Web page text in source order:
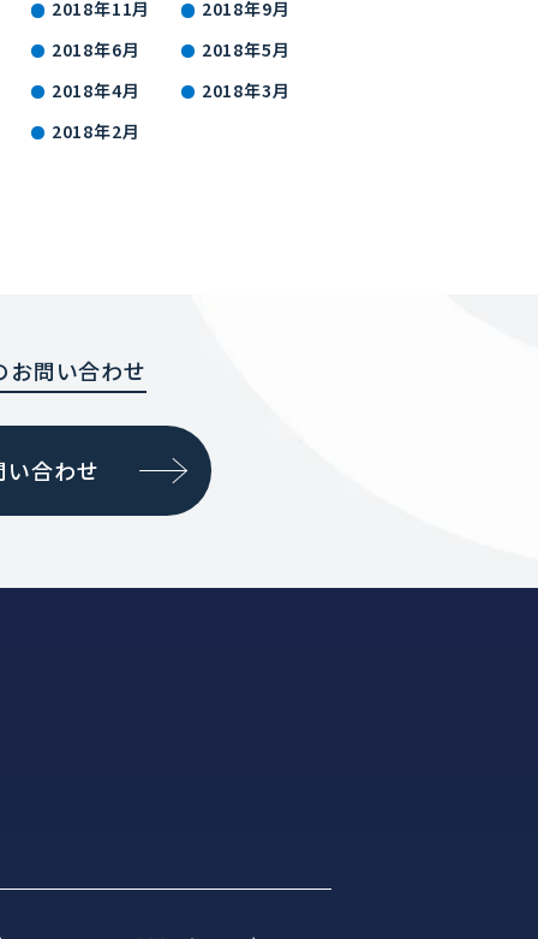
2018年11月
2018年9月
2018年6月
2018年5月
2018年4月
2018年3月
2018年2月
お問い合わせ
い合わせ